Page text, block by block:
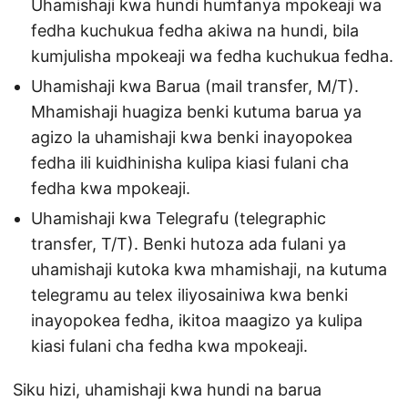
Uhamishaji kwa hundi humfanya mpokeaji wa
fedha kuchukua fedha akiwa na hundi, bila
kumjulisha mpokeaji wa fedha kuchukua fedha.
Uhamishaji kwa Barua (mail transfer, M/T).
Mhamishaji huagiza benki kutuma barua ya
agizo la uhamishaji kwa benki inayopokea
fedha ili kuidhinisha kulipa kiasi fulani cha
fedha kwa mpokeaji.
Uhamishaji kwa Telegrafu (telegraphic
transfer, T/T). Benki hutoza ada fulani ya
uhamishaji kutoka kwa mhamishaji, na kutuma
telegramu au telex iliyosainiwa kwa benki
inayopokea fedha, ikitoa maagizo ya kulipa
kiasi fulani cha fedha kwa mpokeaji.
Siku hizi, uhamishaji kwa hundi na barua